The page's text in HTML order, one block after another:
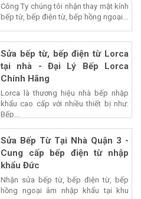
Công Ty chúng tôi nhận thay mặt kính
bếp từ, bếp điện từ, bếp hồng ngoại...
Sửa bếp từ, bếp điện từ Lorca
tại nhà - Đại Lý Bếp Lorca
Chính Hãng
Lorca là thương hiệu nhà bếp nhập
khẩu cao cấp với nhiều thiết bị như:
Bếp...
Sửa Bếp Từ Tại Nhà Quận 3 -
Cung cấp bếp điện từ nhập
khẩu Đức
Nhận sửa bếp từ, bếp điện từ, bếp
hồng ngoại âm nhập khẩu tại khu